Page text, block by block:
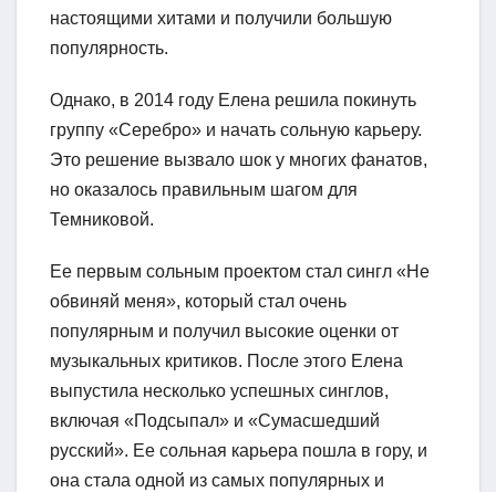
настоящими хитами и получили большую
популярность.
Однако, в 2014 году Елена решила покинуть
группу «Серебро» и начать сольную карьеру.
Это решение вызвало шок у многих фанатов,
но оказалось правильным шагом для
Темниковой.
Ее первым сольным проектом стал сингл «Не
обвиняй меня», который стал очень
популярным и получил высокие оценки от
музыкальных критиков. После этого Елена
выпустила несколько успешных синглов,
включая «Подсыпал» и «Сумасшедший
русский». Ее сольная карьера пошла в гору, и
она стала одной из самых популярных и